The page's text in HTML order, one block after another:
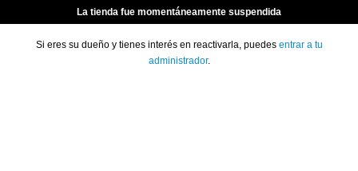
La tienda fue momentáneamente suspendida
Si eres su dueño y tienes interés en reactivarla, puedes entrar a tu
administrador.